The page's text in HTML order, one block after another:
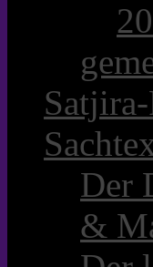
Der
&